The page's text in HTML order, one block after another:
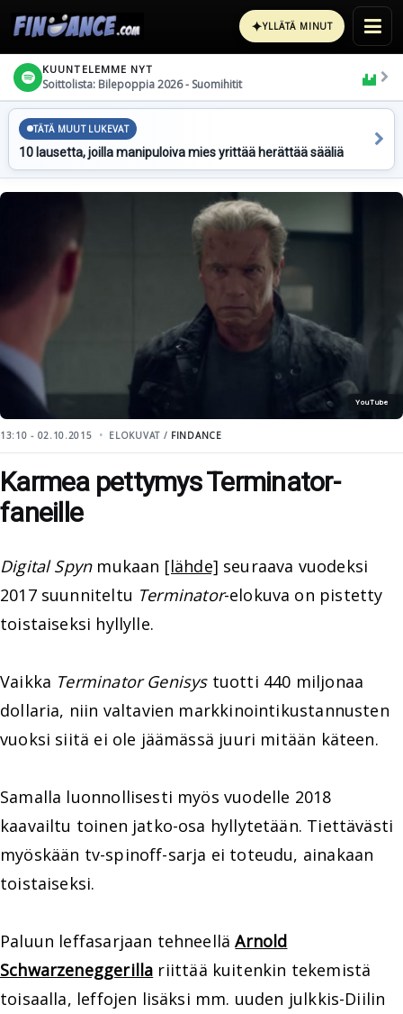
✦YLLÄTÄ MINUT
KUUNTELEMME NYT
Soittolista: Bilepoppia 2026 - Suomihitit
TÄTÄ MUUT LUKEVAT
10 lausetta, joilla manipuloiva mies yrittää herättää sääliä
YouTube
13:10 - 02.10.2015 ELOKUVAT / FINDANCE
Karmea pettymys Terminator-
faneille
Digital Spynmukaan [lähde] seuraava vuodeksi
2017 suunniteltu Terminator-elokuva on pistetty
toistaiseksi hyllylle.
Vaikka Terminator Genisystuotti 440 miljonaa
dollaria, niin valtavien markkinointikustannusten
vuoksi siitä ei ole jäämässä juuri mitään käteen.
Samalla luonnollisesti myös vuodelle 2018
kaavailtu toinen jatko-osa hyllytetään. Tiettävästi
myöskään tv-spinoff-sarja ei toteudu, ainakaan
toistaiseksi.
Paluun leffasarjaan tehneelläArnold
Schwarzeneggerilla riittää kuitenkin tekemistä
toisaalla, leffojen lisäksi mm. uuden julkkis-Diilin